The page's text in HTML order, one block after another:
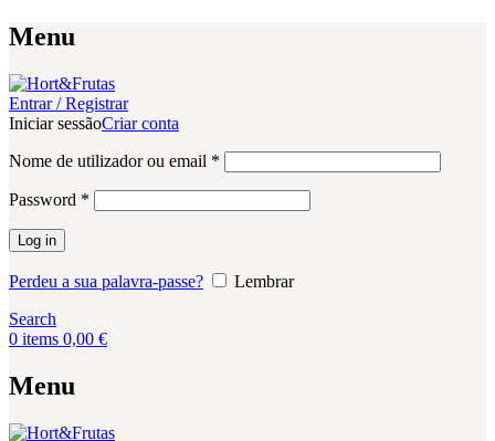
Menu
Entrar / Registrar
Iniciar sessãoCriar conta
Nome de utilizador ou email *
Password *
Log in
Perdeu a sua palavra-passe?
Lembrar
Search
0 items 0,00 €
Menu